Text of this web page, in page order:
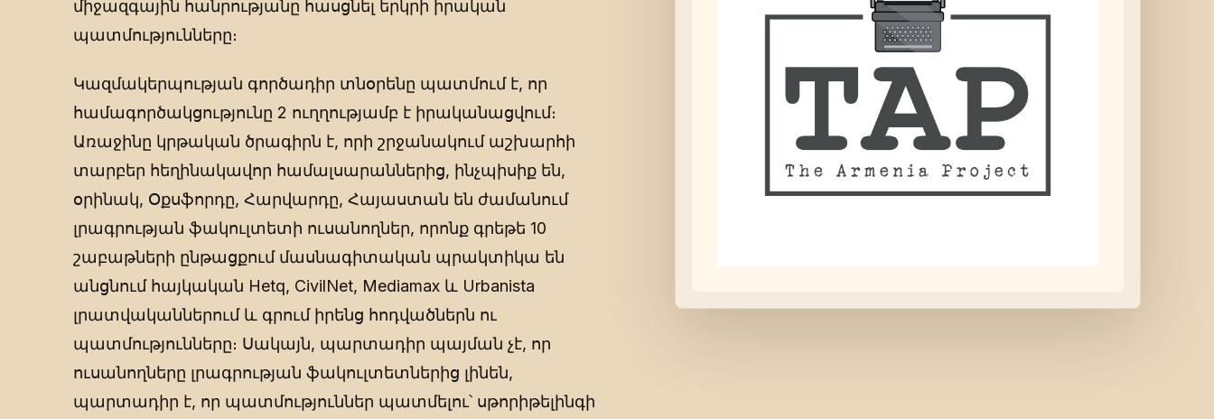
միջազգային հանրությանը հասցնել երկրի իրական
պատմությունները։
Կազմակերպության գործադիր տնօրենը պատմում է, որ
համագործակցությունը 2 ուղղությամբ է իրականացվում։
Առաջինը կրթական ծրագիրն է, որի շրջանակում աշխարհի
տարբեր հեղինակավոր համալսարաններից, ինչպիսիք են,
օրինակ, Օքսֆորդը, Հարվարդը, Հայաստան են ժամանում
լրագրության ֆակուլտետի ուսանողներ, որոնք գրեթե 10
շաբաթների ընթացքում մասնագիտական պրակտիկա են
անցնում հայկական Hetq, CivilNet, Mediamax և Urbanista
լրատվականներում և գրում իրենց հոդվածներն ու
պատմությունները։ Սակայն, պարտադիր պայման չէ, որ
ուսանողները լրագրության ֆակուլտետներից լինեն,
պարտադիր է, որ պատմություններ պատմելու՝ սթորիթելինգի